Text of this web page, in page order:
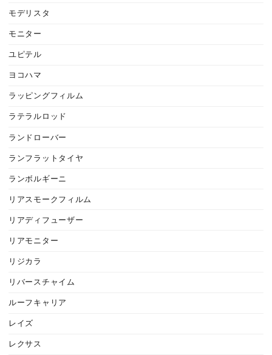
モデリスタ
モニター
ユピテル
ヨコハマ
ラッピングフィルム
ラテラルロッド
ランドローバー
ランフラットタイヤ
ランボルギーニ
リアスモークフィルム
リアディフューザー
リアモニター
リジカラ
リバースチャイム
ルーフキャリア
レイズ
レクサス